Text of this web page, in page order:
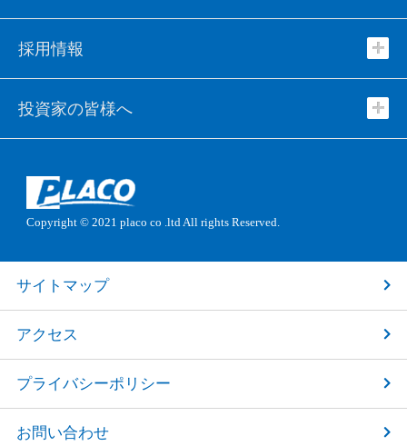
採用情報
投資家の皆様へ
Copyright © 2021placo co .ltd All rights Reserved.
サイトマップ
アクセス
プライバシーポリシー
お問い合わせ